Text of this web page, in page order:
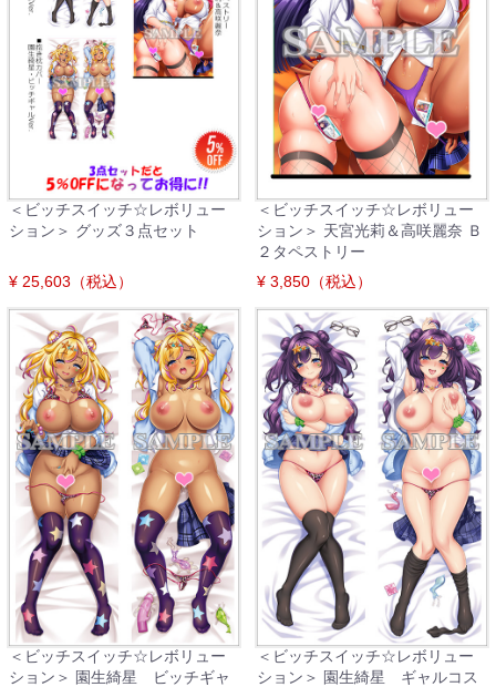
＜ビッチスイッチ☆レボリュー
ション＞ グッズ３点セット
¥ 25,603（税込）
＜ビッチスイッチ☆レボリュー
ション＞ 天宮光莉＆高咲麗奈 Ｂ
２タペストリー
¥ 3,850（税込）
＜ビッチスイッチ☆レボリュー
ション＞ 園生綺星 ビッチギャ
＜ビッチスイッチ☆レボリュー
ション＞ 園生綺星 ギャルコス